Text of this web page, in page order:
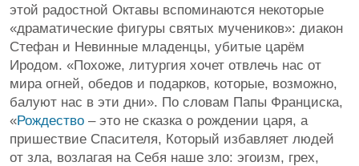
этой радостной Октавы вспоминаются некоторые
«драматические фигуры святых мучеников»: диакон
Стефан и Невинные младенцы, убитые царём
Иродом. «Похоже, литургия хочет отвлечь нас от
мира огней, обедов и подарков, которые, возможно,
балуют нас в эти дни». По словам Папы Франциска,
«Рождество – это не сказка о рождении царя, а
пришествие Спасителя, Который избавляет людей
от зла, возлагая на Себя наше зло: эгоизм, грех,